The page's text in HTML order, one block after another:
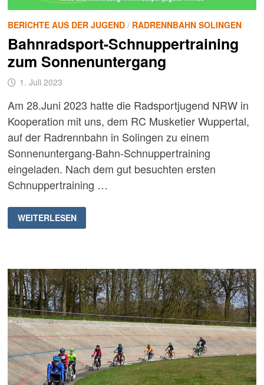
BERICHTE AUS DER JUGEND/ RADRENNBAHN SOLINGEN
Bahnradsport-Schnuppertraining
zum Sonnenuntergang
1. Juli 2023
Am 28.Juni 2023 hatte die Radsportjugend NRW in
Kooperation mit uns, dem RC Musketier Wuppertal,
auf der Radrennbahn in Solingen zu einem
Sonnenuntergang-Bahn-Schnuppertraining
eingeladen. Nach dem gut besuchten ersten
Schnuppertraining …
BAHNRADSPORT-
SCHNUPPERTRAINING
ZUM
WEITERLESEN